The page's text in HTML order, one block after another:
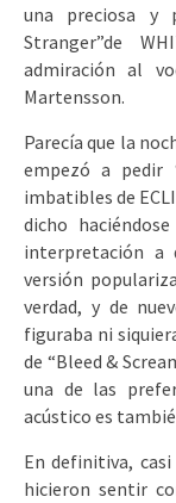
una preciosa y
Stranger”de
admiración al
Martensson.
Parecía que la
empezó a pedir
imbatibles de
dicho
interpretación a
versión
verdad, y de
figuraba ni
de “Bleed &
una de las
acústico es
En definitiva,
hicieron sentir